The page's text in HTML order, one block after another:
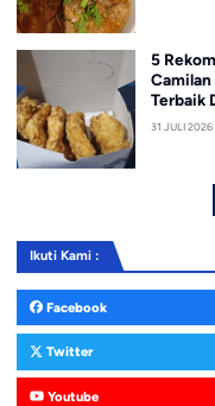
5
Terbaik
31 JULI 2026
Ikuti Kami :
Facebook
Twitter
Youtube